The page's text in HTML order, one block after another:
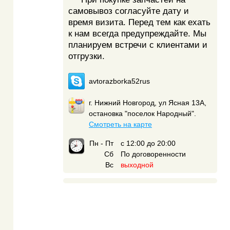
самовывоз согласуйте дату и
время визита. Перед тем как ехать
к нам всегда предупреждайте. Мы
планируем встречи с клиентами и
отгрузки.
avtorazborka52rus
г. Нижний Новгород, ул Ясная 13А,
остановка "поселок Народный".
Смотреть на карте
Пн - Пт
с 12:00 до 20:00
Сб
По договоренности
Вс
выходной